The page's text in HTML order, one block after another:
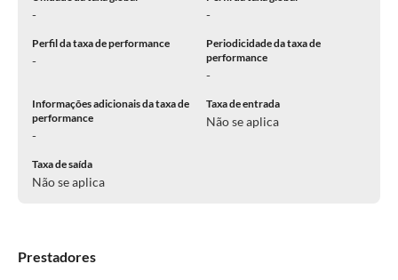
- -
Perfil da taxa de performance
-
Periodicidade da taxa de
performance
-
Informações adicionais da taxa de
performance
-
Taxa de entrada
Não se aplica
Taxa de saída
Não se aplica
Prestadores